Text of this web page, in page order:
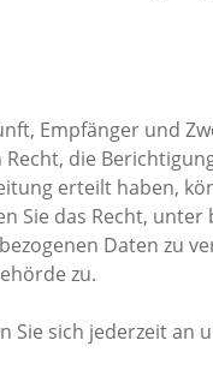
Empfänger und
die
erteilt haben,
Sie das Recht,
Daten zu
zu.
Sie sich jederzeit an